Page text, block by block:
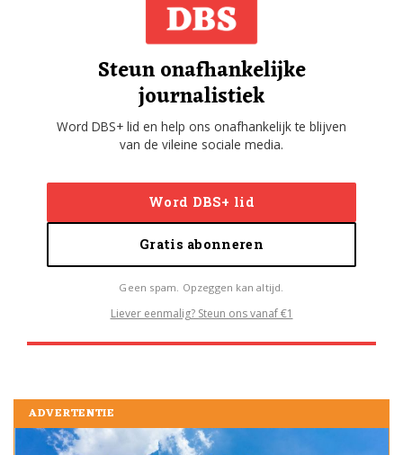
Steun onafhankelijke
journalistiek
Word DBS+ lid en help ons onafhankelijk te blijven
van de vileine sociale media.
Word DBS+ lid
Gratis abonneren
Geen spam. Opzeggen kan altijd.
Liever eenmalig? Steun ons vanaf €1
ADVERTENTIE